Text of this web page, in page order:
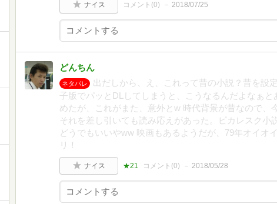
ナイス コメント(0) 2018/07/25
どんちん
ネタバレ
出だしから、え、これって昔の小説？昔を設
子版でパッとDLしてしまうと、こうなるんだよなぁ
めたが、これがまた、意外とw 時代背景が昔なので、
それを差し引いても読み応えがあった。ピカレスク小
どうでもいいやww 映画もあるようだが、79年オイオ
リ！
ナイス ★21 コメント(0) 2018/05/28